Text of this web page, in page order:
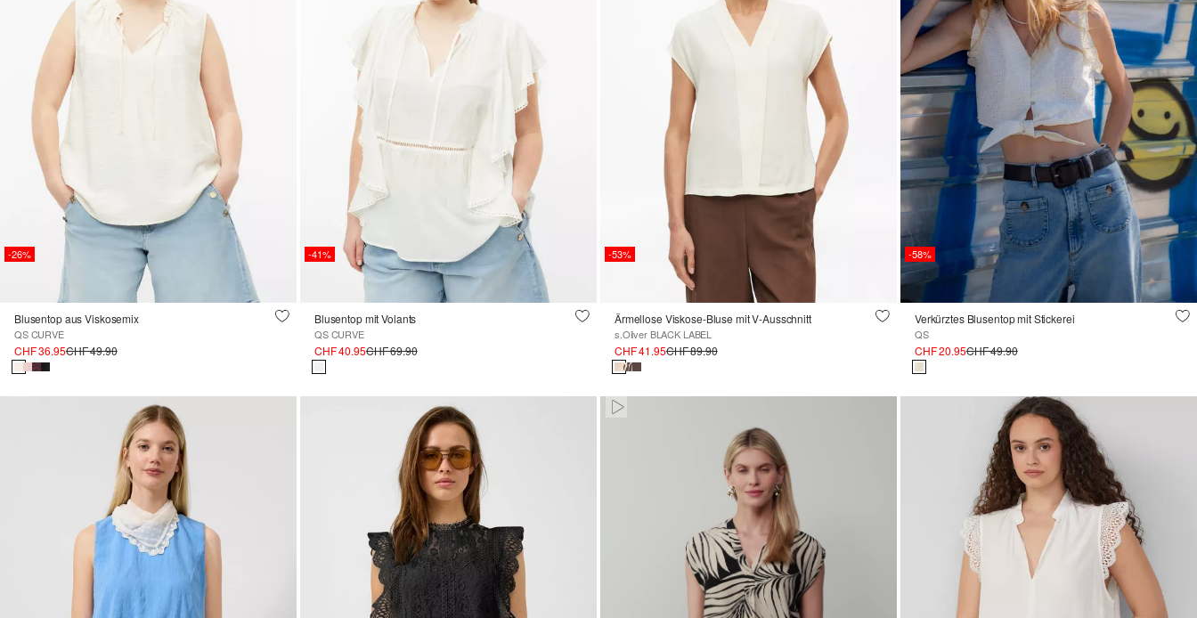
-26%
Blusentop aus Viskosemix
QS CURVE
CHF 36.95CHF 49.90
-41%
Blusentop mit Volants
QS CURVE
CHF 40.95CHF 69.90
-53%
Ärmellose Viskose-Bluse mit V-Ausschnitt
s.Oliver BLACK LABEL
CHF 41.95CHF 89.90
-58%
Verkürztes Blusentop mit Stickerei
QS
CHF 20.95CHF 49.90
Paused • Muted